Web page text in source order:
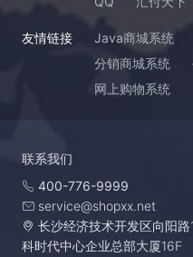
友情链接 Java商城系统
分销商城系统
网上购物系统
联系我们
400-776-9999
service@shopxx.net
长沙经济技术开发区向阳路
科时代中心企业总部大厦16F